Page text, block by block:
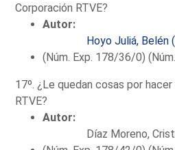
Corporación RTVE?
Autor:
Hoyo Juliá, Belén
(Núm. Exp. 178/36/0)
17º. ¿Le quedan cosas por
RTVE?
Autor:
Díaz Moreno,